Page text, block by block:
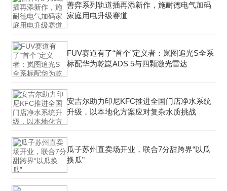
善弈系列轨道插再添新作，施耐德电气加码
家庭用电升级赛道
FUV赛道有了“首个”定义者：岚图追光S全系
标配华为乾崑ADS 5与四颗激光雷达
安吉尔助力印尼KFC推进全国门店净水系统
升级，以本地化方案应对复杂水质挑战
瓜子苏州直卖场开业，联合7分甜跨界“以瓜
换瓜”